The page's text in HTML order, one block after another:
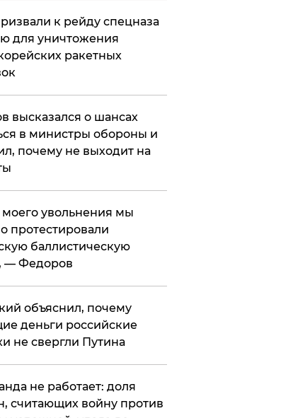
к рейду спецназа
для уничтожения
ракетных
высказался о шансах
в министры обороны и
почему не выходит на
моего увольнения мы
протестировали
баллистическую
— Федоров
объяснил, почему
деньги российские
не свергли Путина
не работает: доля
считающих войну против